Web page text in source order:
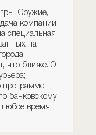
Оружие,
компании –
специальная
на
что ближе. О
программе
банковскому
любое время